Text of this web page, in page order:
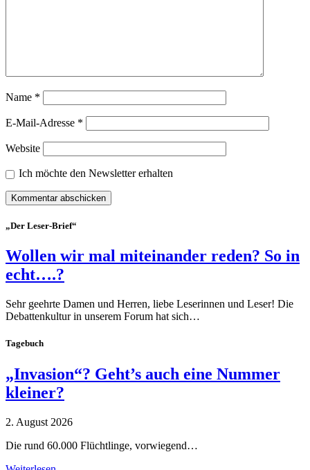
Name *
E-Mail-Adresse *
Website
Ich möchte den Newsletter erhalten
„Der Leser-Brief“
Wollen wir mal miteinander reden? So in
echt….?
Sehr geehrte Damen und Herren, liebe Leserinnen und Leser! Die
Debattenkultur in unserem Forum hat sich…
Tagebuch
„Invasion“? Geht’s auch eine Nummer
kleiner?
2. August 2026
Die rund 60.000 Flüchtlinge, vorwiegend…